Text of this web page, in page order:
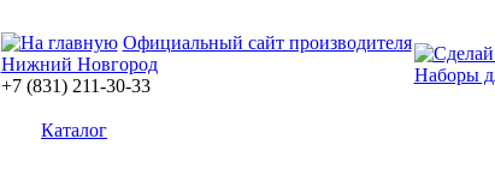
Официальный сайт производителя
Нижний Новгород
+7 (831) 211-30-33
Наборы
Каталог